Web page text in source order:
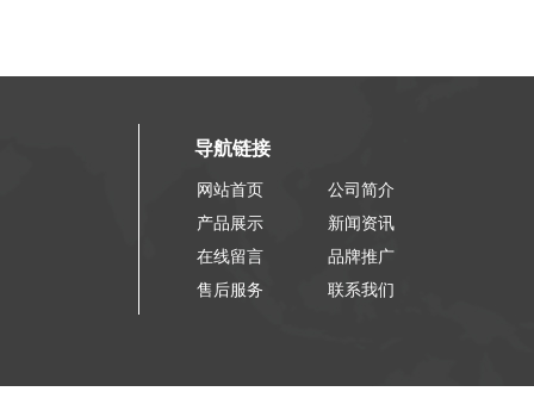
导航链接
网站首页
公司简介
产品展示
新闻资讯
在线留言
品牌推广
售后服务
联系我们